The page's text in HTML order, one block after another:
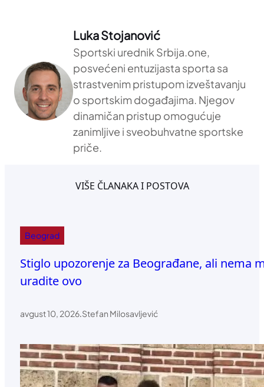
Luka Stojanović
Sportski urednik Srbija.one,
posvećeni entuzijasta sporta sa
strastvenim pristupom izveštavanju
o sportskim događajima. Njegov
dinamičan pristup omogućuje
zanimljive i sveobuhvatne sportske
priče.
VIŠE ČLANAKA I POSTOVA
Beograd
Stiglo upozorenje za Beograđane, ali nema
uradite ovo
avgust 10, 2026.Stefan Milosavljević